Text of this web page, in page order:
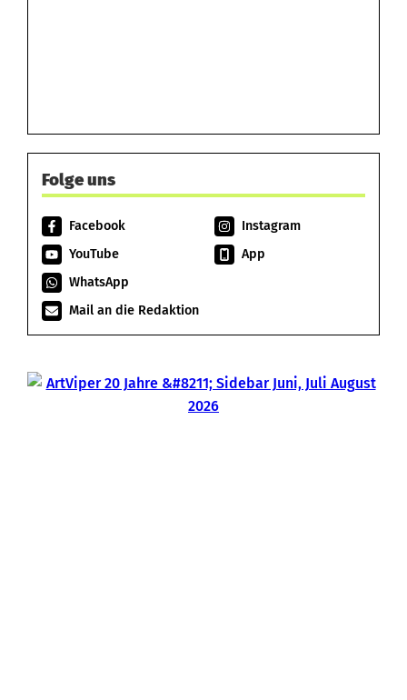
Folge uns
Facebook
Instagram
YouTube
App
WhatsApp
Mail an die Redaktion